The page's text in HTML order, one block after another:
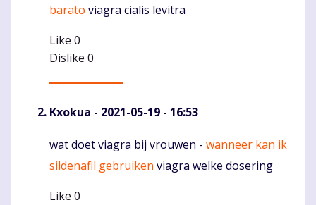
barato viagra cialis levitra
Like 0
Dislike 0
Kxokua - 2021-05-19 - 16:53
Komentaras
wat doet viagra bij vrouwen - wanneer kan ik
sildenafil gebruiken viagra welke dosering
Like 0